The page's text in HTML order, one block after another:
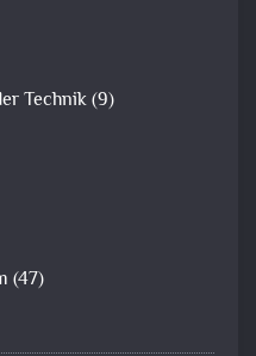
Technik(9)
(47)